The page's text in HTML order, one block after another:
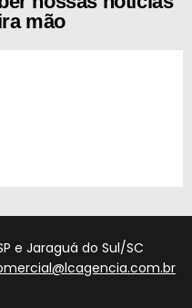
mão
e Jaraguá do Sul/SC